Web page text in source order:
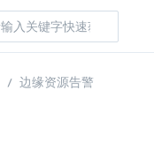
边缘资源告警